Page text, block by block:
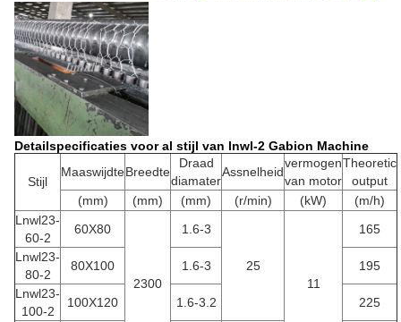
Detailspecificaties voor al stijl van lnwl-2 Gabion Machine
Stijl
MaaswijdteBreedte
Draad
diamater
Assnelheid
vermogen
van motor
Theoretic
output
(mm)
(mm) (mm) (r/min) (kW)
(m/h)
Lnwl23-
60-2
60X80
2300
1.6-3
25
11
165
Lnwl23-
80-2
80X100 1.6-3
195
Lnwl23-
100-2
100X120 1.6-3.2
225